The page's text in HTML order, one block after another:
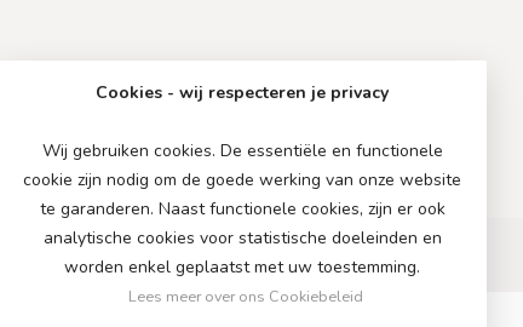
Cookies - wij respecteren je privacy
Wij gebruiken cookies. De essentiële en functionele
cookie zijn nodig om de goede werking van onze website
te garanderen. Naast functionele cookies, zijn er ook
analytische cookies voor statistische doeleinden en
worden enkel geplaatst met uw toestemming.
Lees meer over ons Cookiebeleid